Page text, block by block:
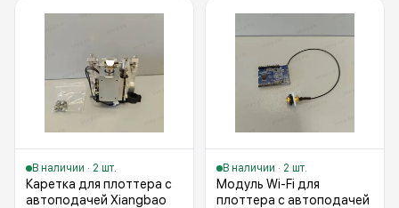
В наличии · 2 шт.
Каретка для плоттера с
автоподачей Xiangbao
В наличии · 2 шт.
Модуль Wi-Fi для
плоттера с автоподачей